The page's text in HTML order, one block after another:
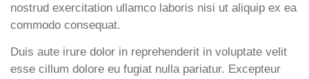
nostrud exercitation ullamco laboris nisi ut aliquip ex ea
commodo consequat.
Duis aute irure dolor in reprehenderit in voluptate velit
esse cillum dolore eu fugiat nulla pariatur. Excepteur